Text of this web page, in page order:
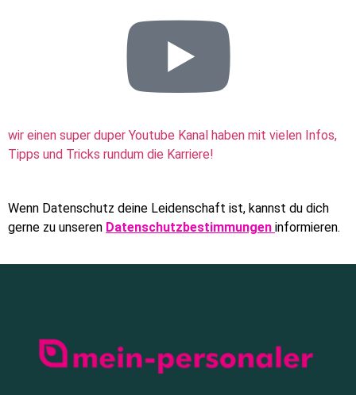
wir einen super duper Youtube Kanal haben mit vielen Infos,
Tipps und Tricks rundum die Karriere!
Wenn Datenschutz deine Leidenschaft ist, kannst du dich
gerne zu unseren Datenschutzbestimmungen informieren.